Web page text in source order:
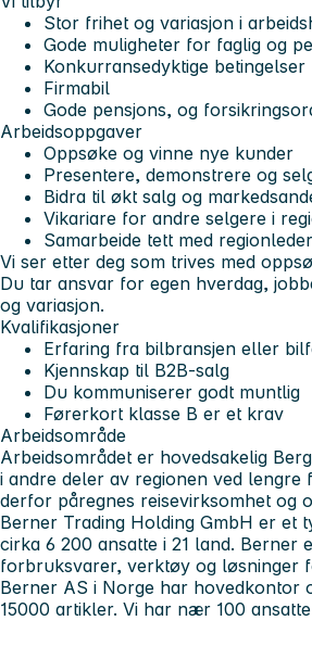
Stor frihet og variasjon i
Gode muligheter for faglig og
Konkurransedyktige betingelser
Firmabil
Gode pensjons, og
Arbeidsoppgaver
Oppsøke og vinne nye kunder
Presentere, demonstrere og
Bidra til økt salg og
Vikariare for andre selgere i
Samarbeide tett med
Vi ser etter deg som trives med
Du tar ansvar for egen hverdag,
og variasjon.
Kvalifikasjoner
Erfaring fra bilbransjen eller
Kjennskap til B2B-salg
Du kommuniserer godt muntlig
Førerkort klasse B er et krav
Arbeidsområde
Arbeidsområdet er hovedsakelig
i andre deler av regionen ved
derfor påregnes reisevirksomhet og
Berner Trading Holding GmbH er et
cirka 6 200 ansatte i 21 land. Berner
forbruksvarer, verktøy og løsninger
Berner AS i Norge har hovedkontor
15000 artikler. Vi har nær 100